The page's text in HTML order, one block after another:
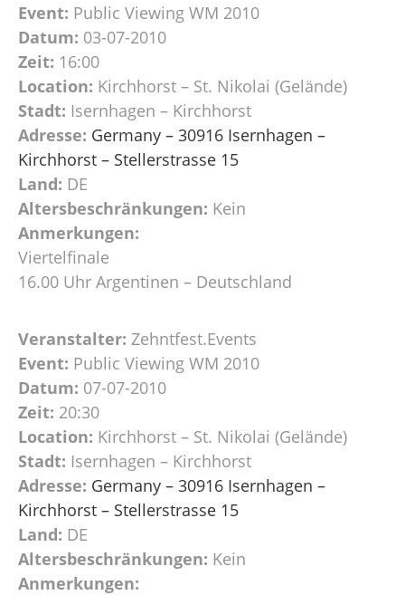
Event: Public Viewing WM 2010
Datum: 03-07-2010
Zeit: 16:00
Location: Kirchhorst – St. Nikolai (Gelände)
Stadt: Isernhagen – Kirchhorst
Adresse: Germany – 30916 Isernhagen –
Kirchhorst – Stellerstrasse 15
Land: DE
Altersbeschränkungen: Kein
Anmerkungen:
Viertelfinale
16.00 Uhr Argentinen – Deutschland
Veranstalter: Zehntfest.Events
Event: Public Viewing WM 2010
Datum: 07-07-2010
Zeit: 20:30
Location: Kirchhorst – St. Nikolai (Gelände)
Stadt: Isernhagen – Kirchhorst
Adresse: Germany – 30916 Isernhagen –
Kirchhorst – Stellerstrasse 15
Land: DE
Altersbeschränkungen: Kein
Anmerkungen: